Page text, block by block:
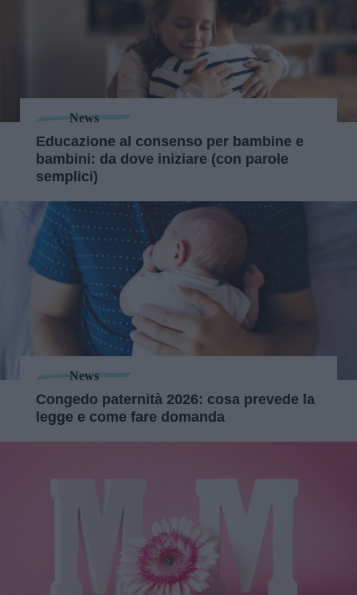
News
Educazione al consenso per bambine e
bambini: da dove iniziare (con parole
semplici)
News
Congedo paternità 2026: cosa prevede la
legge e come fare domanda